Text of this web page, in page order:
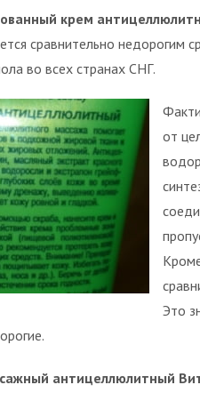
крем
сравнительно недорогим
во всех странах СНГ.
от
Это
антицеллюлитный